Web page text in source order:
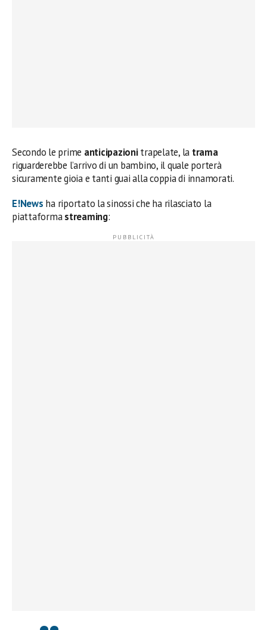
Secondo le prime anticipazionitrapelate, la trama
riguarderebbe l’arrivo di un bambino, il quale porterà
sicuramente gioia e tanti guai alla coppia di innamorati.
E!News ha riportato la sinossi che ha rilasciato la
piattaformastreaming: